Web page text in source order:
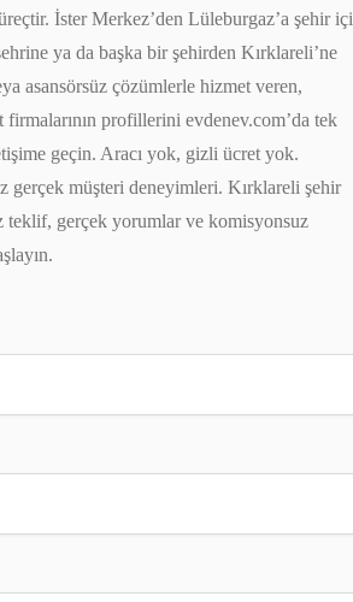
İster Merkez’den Lüleburgaz’a şehir içi
ya da başka bir şehirden Kırklareli’ne
asansörsüz çözümlerle hizmet veren,
profillerini evdenev.com’da tek
geçin. Aracı yok, gizli ücret yok.
gerçek müşteri deneyimleri. Kırklareli şehir
teklif, gerçek yorumlar ve komisyonsuz